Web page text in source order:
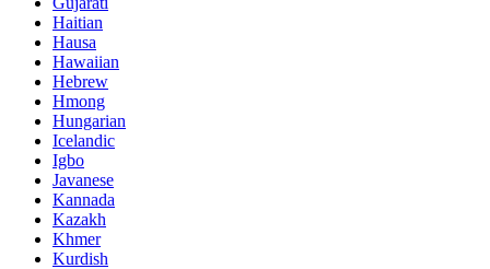
Haitian
Hausa
Hawaiian
Hebrew
Hmong
Hungarian
Icelandic
Igbo
Javanese
Kannada
Kazakh
Khmer
Kurdish